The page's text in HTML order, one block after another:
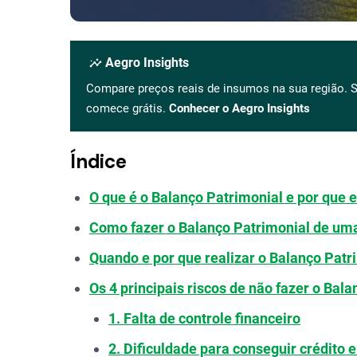
insights Aegro Insights
Compare preços reais de insumos na sua
comece grátis. Conhecer o Aegro Insights
Índice
O que é o Balanço Patrimonial e por que
Como fazer o Balanço Patrimonial de
Quando e por que realizar o Balanço
Os 4 principais riscos de não fazer o
1. Falta de controle financeiro
2. Dificuldade para conseguir crédito